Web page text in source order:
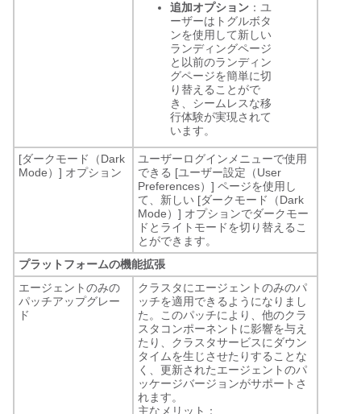
追加オプション ：ユ
ーザーはトグルボタ
ンを使用して新しい
ランディングページ
と以前のランディン
グページを簡単に切
り替えることがで
き、シームレスな移
行体験が実現されて
います。
[ダークモード（Dark
Mode）] オプション
ユーザーログインメニューで使用
できる [ユーザー設定（User
Preferences）] ページを使用し
て、新しい [ダークモード（Dark
Mode）] オプションでダークモー
ドとライトモードを切り替えるこ
とができます。
プラットフォームの機能拡張
エージェントのみの
パッチアップグレー
ド
クラスタにエージェントのみのパ
ッチを適用できるようになりまし
た。このパッチにより、他のクラ
スタコンポーネントに影響を与え
たり、クラスタサービスにダウン
タイムを生じさせたりすることな
く、更新されたエージェントのパ
ッケージバージョンがサポートさ
れます。
主なメリット：